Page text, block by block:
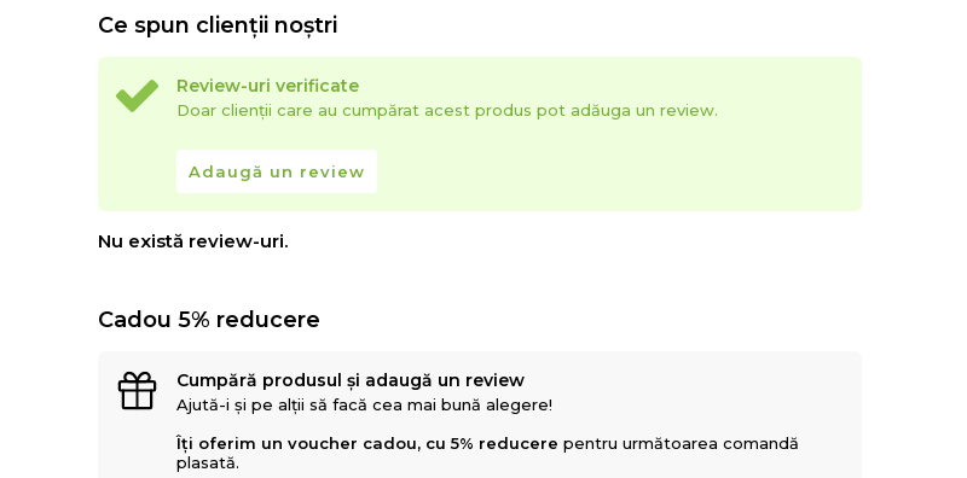
Ce spun clienții noștri
Review-uri verificate
Doar clienții care au cumpărat acest produs pot adăuga un review.
Adaugă un review
Nu există review-uri.
Cadou 5% reducere
Cumpără produsul și adaugă un review
Ajută-i și pe alții să facă cea mai bună alegere!
Îți oferim un voucher cadou, cu 5% reducere pentru următoarea comandă
plasată.